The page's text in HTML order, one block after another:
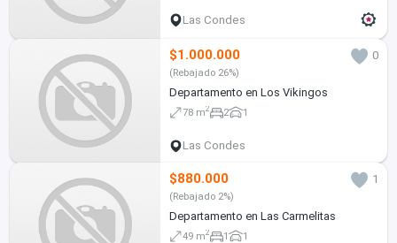
Las Condes
$1.000.000 0
(Rebajado 26%)
Departamento en Los Vikingos
78 m2 2 1
Las Condes
$880.000 1
(Rebajado 2%)
Departamento en Las Carmelitas
49 m2 1 1